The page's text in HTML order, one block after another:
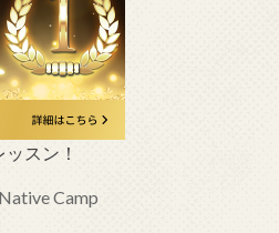
スン！
Native Camp